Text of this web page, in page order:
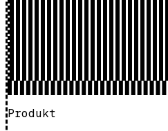
Produkt